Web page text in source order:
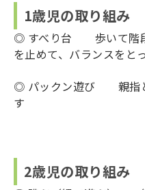
1歳児の取り組み
◎ すべり台 歩いて階段
を止めて、バランスをと
◎ パックン遊び 親指
す
2歳児の取り組み